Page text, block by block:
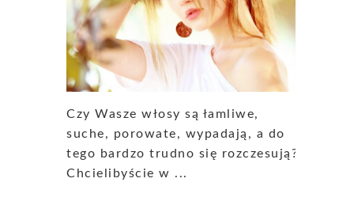
Czy Wasze włosy są łamliwe,
suche, porowate, wypadają, a do
tego bardzo trudno się rozczesują?
Chcielibyście w ...